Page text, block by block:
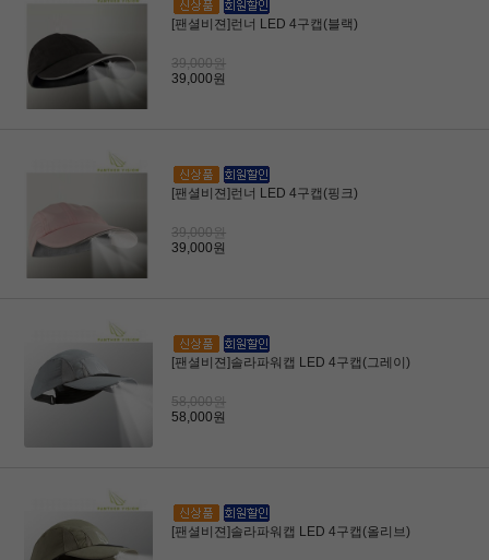
[팬셜비젼]런너 LED 4구캡(블랙)
39,000원
39,000원
[팬셜비젼]런너 LED 4구캡(핑크)
39,000원
39,000원
[팬셜비젼]솔라파워캡 LED 4구캡(그레이)
58,000원
58,000원
[팬셜비젼]솔라파워캡 LED 4구캡(올리브)